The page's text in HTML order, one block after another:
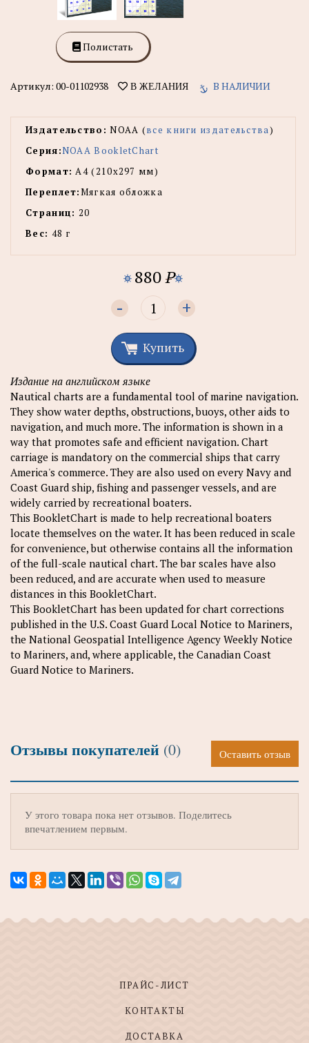
Полистать
Артикул: 00-01102938 В ЖЕЛАНИЯ В НАЛИЧИИ
Издательство: NOAA (все книги издательства)
Серия:NOAA BookletChart
Формат: А4 (210х297 мм)
Переплет:Мягкая обложка
Страниц: 20
Вес: 48 г
880P
- +
Купить
Издание на английском языке
Nautical charts are a fundamental tool of marine navigation.
They show water depths, obstructions, buoys, other aids to
navigation, and much more. The information is shown in a
way that promotes safe and efficient navigation. Chart
carriage is mandatory on the commercial ships that carry
America's commerce. They are also used on every Navy and
Coast Guard ship, fishing and passenger vessels, and are
widely carried by recreational boaters.
This BookletChart is made to help recreational boaters
locate themselves on the water. It has been reduced in scale
for convenience, but otherwise contains all the information
of the full-scale nautical chart. The bar scales have also
been reduced, and are accurate when used to measure
distances in this BookletChart.
This BookletChart has been updated for chart corrections
published in the U.S. Coast Guard Local Notice to Mariners,
the National Geospatial Intelligence Agency Weekly Notice
to Mariners, and, where applicable, the Canadian Coast
Guard Notice to Mariners.
Отзывы покупателей (0) Оставить отзыв
У этого товара пока нет отзывов. Поделитесь
впечатлением первым.
ПРАЙС-ЛИСТ
КОНТАКТЫ
ДОСТАВКА